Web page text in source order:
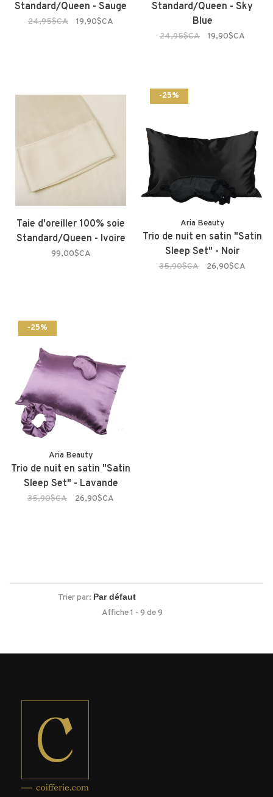
Standard/Queen - Sauge
24,95$CA 19,90$CA
Standard/Queen - Sky
Blue
24,95$CA 19,90$CA
Taie d'oreiller 100% soie
Standard/Queen - Ivoire
99,00$CA
-25%
Aria Beauty
Trio de nuit en satin "Satin
Sleep Set" - Noir
35,90$CA 26,90$CA
-25%
Aria Beauty
Trio de nuit en satin "Satin
Sleep Set" - Lavande
35,90$CA 26,90$CA
Trier par:
Affiche 1 - 9 de 9